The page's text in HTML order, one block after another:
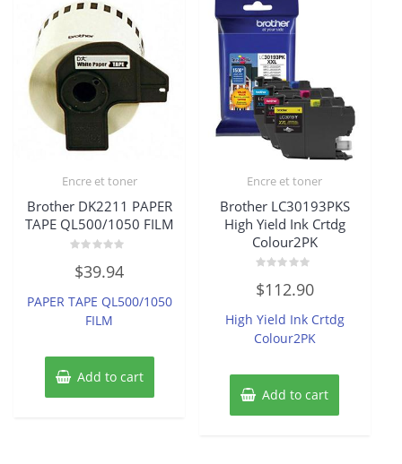
Encre et toner
Brother DK2211 PAPER
TAPE QL500/1050 FILM
0
out
5
$39.94
PAPER TAPE QL500/1050
FILM
Add to cart
Encre et toner
Brother LC30193PKS
High Yield Ink Crtdg
Colour2PK
0
out
5
$112.90
High Yield Ink Crtdg
Colour2PK
Add to cart